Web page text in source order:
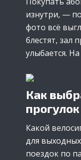
изнутри, —
фото всё
блестят, зал
улыбается.
Как
Какой
для
поездок по